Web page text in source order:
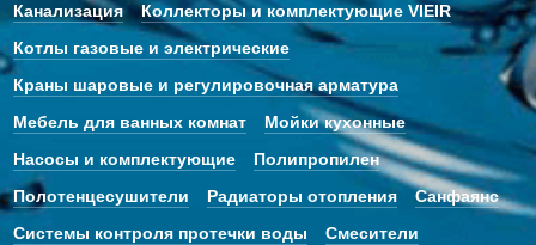
Канализация
Коллекторы и комплектующие VIEIR
Котлы газовые и электрические
Краны шаровые и регулировочная арматура
Мебель для ванных комнат
Мойки кухонные
Насосы и комплектующие
Полипропилен
Полотенцесушители
Радиаторы отопления
Санфаянс
Системы контроля протечки воды
Смесители